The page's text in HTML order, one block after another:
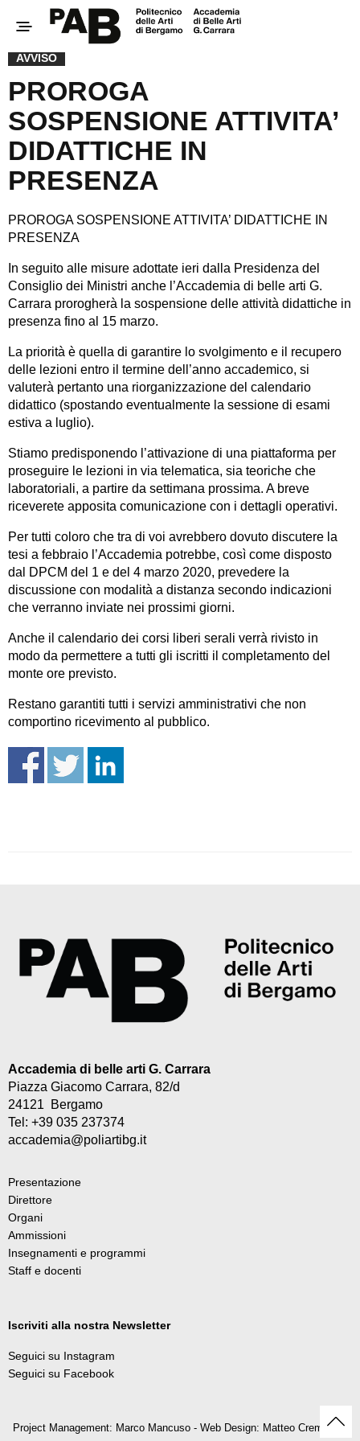
AVVISO
PROROGA
SOSPENSIONE ATTIVITA’
DIDATTICHE IN
PRESENZA
PROROGA SOSPENSIONE ATTIVITA’ DIDATTICHE IN
PRESENZA
In seguito alle misure adottate ieri dalla Presidenza del
Consiglio dei Ministri anche l’Accademia di belle arti G.
Carrara prorogherà la sospensione delle attività didattiche in
presenza fino al 15 marzo.
La priorità è quella di garantire lo svolgimento e il recupero
delle lezioni entro il termine dell’anno accademico, si
valuterà pertanto una riorganizzazione del calendario
didattico (spostando eventualmente la sessione di esami
estiva a luglio).
Stiamo predisponendo l’attivazione di una piattaforma per
proseguire le lezioni in via telematica, sia teoriche che
laboratoriali, a partire da settimana prossima. A breve
riceverete apposita comunicazione con i dettagli operativi.
Per tutti coloro che tra di voi avrebbero dovuto discutere la
tesi a febbraio l’Accademia potrebbe, così come disposto
dal DPCM del 1 e del 4 marzo 2020, prevedere la
discussione con modalità a distanza secondo indicazioni
che verranno inviate nei prossimi giorni.
Anche il calendario dei corsi liberi serali verrà rivisto in
modo da permettere a tutti gli iscritti il completamento del
monte ore previsto.
Restano garantiti tutti i servizi amministrativi che non
comportino ricevimento al pubblico.
Accademia di belle arti G. Carrara
Piazza Giacomo Carrara, 82/d
24121 Bergamo
Tel: +39 035 237374
accademia@poliartibg.it
Presentazione
Direttore
Organi
Ammissioni
Insegnamenti e programmi
Staff e docenti
Iscriviti alla nostra Newsletter
Seguici su Instagram
Seguici su Facebook
Project Management: Marco Mancuso - Web Design: Matteo Cremonesi